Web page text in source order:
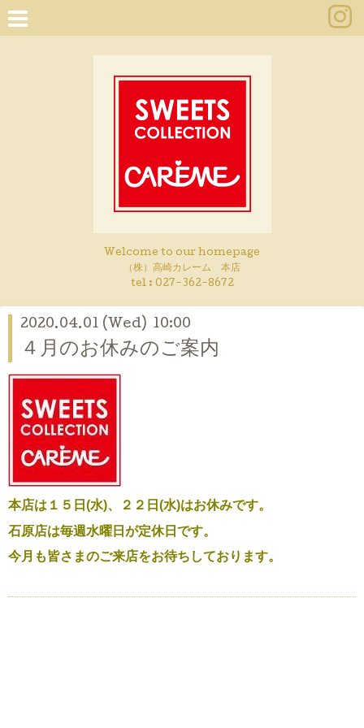
Welcome to our homepage
（株）高崎カレーム 本店
tel : 027-362-8672
2020.04.01 (Wed) 10:00
４月のお休みのご案内
本店は１５日(水)、２２日(水)はお休みです。
石原店は毎週水曜日が定休日です。
今月も皆さまのご来店をお待ちしております。